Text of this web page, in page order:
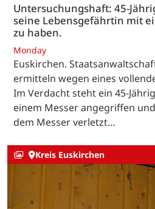
Untersuchungshaft: 45-
seine Lebensgefährtin mit
zu haben.
Monday
Euskirchen.
ermitteln wegen eines
Im Verdacht steht ein 45-
einem Messer angegriffen
dem Messer verletzt…
Kreis Euskirchen